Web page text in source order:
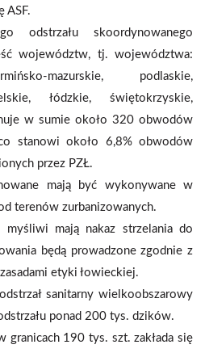
ASF.
odstrzału skoordynowanego
województw, tj. województwa:
mazurskie, podlaskie,
łódzkie, świętokrzyskie,
w sumie około 320 obwodów
stanowi około 6,8% obwodów
przez PZŁ.
mają być wykonywane w
terenów zurbanizowanych.
myśliwi mają nakaz strzelania do
będą prowadzone zgodnie z
etyki łowieckiej.
sanitarny wielkoobszarowy
ponad 200 tys. dzików.
granicach 190 tys. szt. zakłada się